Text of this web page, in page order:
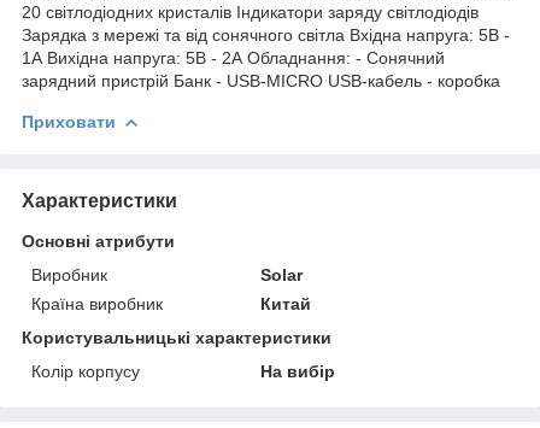
20 світлодіодних кристалів Індикатори заряду світлодіодів
Зарядка з мережі та від сонячного світла Вхідна напруга: 5В -
1А Вихідна напруга: 5В - 2А Обладнання: - Сонячний
зарядний пристрій Банк - USB-MICRO USB-кабель - коробка
Приховати
Характеристики
Основні атрибути
Виробник
Solar
Країна виробник
Китай
Користувальницькі характеристики
Колір корпусу
На вибір